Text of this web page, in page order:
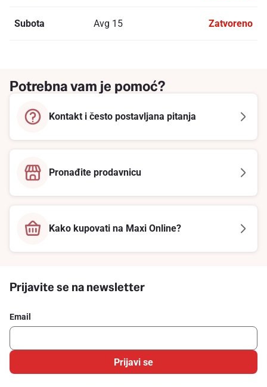
Subota Avg 15 Zatvoreno
Potrebna vam je pomoć?
Kontakt i često postavljana pitanja
Pronađite prodavnicu
Kako kupovati na Maxi Online?
Prijavite se na newsletter
Email
Prijavi se